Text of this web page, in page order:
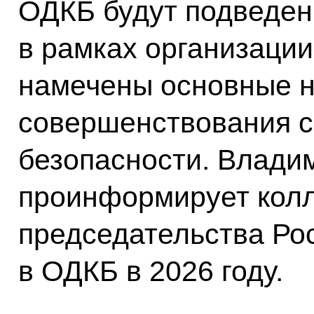
ОДКБ будут
в рамках
намечены основные
совершенствования
безопасности.
проинформирует
председательства
в ОДКБ в 2026 году.